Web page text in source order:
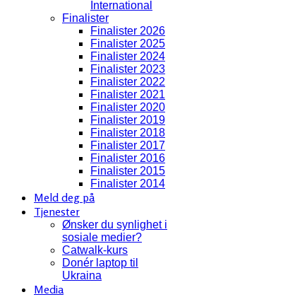
International
Finalister
Finalister 2026
Finalister 2025
Finalister 2024
Finalister 2023
Finalister 2022
Finalister 2021
Finalister 2020
Finalister 2019
Finalister 2018
Finalister 2017
Finalister 2016
Finalister 2015
Finalister 2014
Meld deg på
Tjenester
Ønsker du synlighet i
sosiale medier?
Catwalk-kurs
Donér laptop til
Ukraina
Media